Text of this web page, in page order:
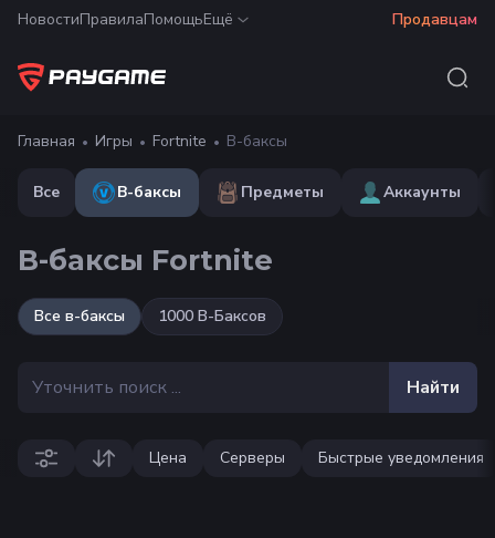
НовостиПравилаПомощьЕщё Продавцам
Главная Игры Fortnite В-баксы
Все В-баксы Предметы Аккаунты
В-баксы Fortnite
Все в-баксы 1000 В-Баксов
Найти
Цена Серверы Быстрые уведомления